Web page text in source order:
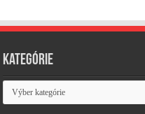
Kategórie
Kategórie